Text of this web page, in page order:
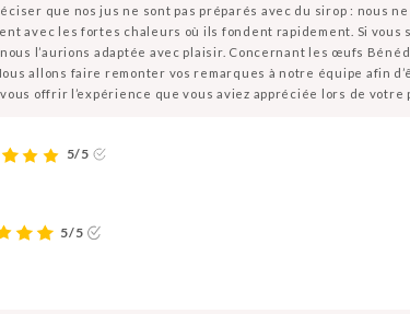
que nos jus ne sont pas préparés avec du sirop : nous
avec les fortes chaleurs où ils fondent rapidement. Si
l’aurions adaptée avec plaisir. Concernant les œufs
allons faire remonter vos remarques à notre équipe afin
offrir l’expérience que vous aviez appréciée lors de
5/5
5/5